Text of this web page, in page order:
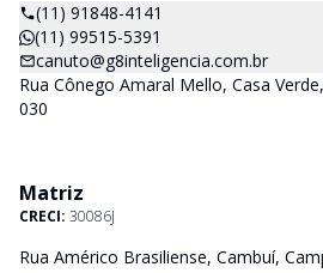
(11) 91848-4141
(11) 99515-5391
canuto@g8inteligencia.com.br
Rua Cônego Amaral Mello, Casa
030
Matriz
CRECI: 30086J
Rua Américo Brasiliense, Cambuí,